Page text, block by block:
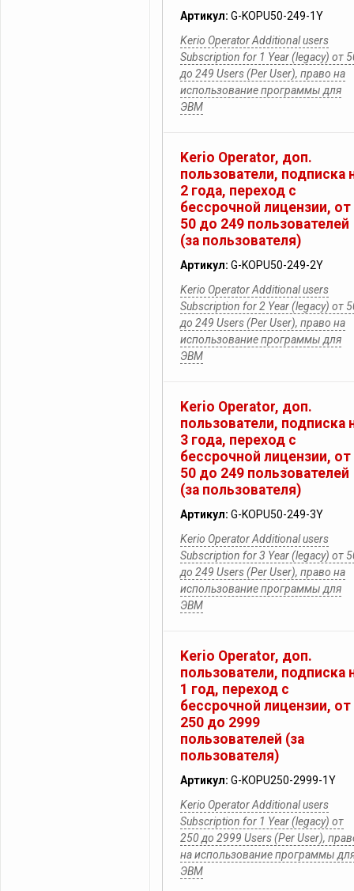
Артикул: G-KOPU50-249-1Y
Kerio Operator Additional users
Subscription for 1 Year (legacy) от
до 249 Users (Per User), право на
использование программы для
ЭВМ
Kerio Operator, доп.
пользователи, подписка
2 года, переход с
бессрочной лицензии, от
50 до 249 пользователей
(за пользователя)
Артикул: G-KOPU50-249-2Y
Kerio Operator Additional users
Subscription for 2 Year (legacy) от
до 249 Users (Per User), право на
использование программы для
ЭВМ
Kerio Operator, доп.
пользователи, подписка
3 года, переход с
бессрочной лицензии, от
50 до 249 пользователей
(за пользователя)
Артикул: G-KOPU50-249-3Y
Kerio Operator Additional users
Subscription for 3 Year (legacy) от
до 249 Users (Per User), право на
использование программы для
ЭВМ
Kerio Operator, доп.
пользователи, подписка
1 год, переход с
бессрочной лицензии, от
250 до 2999
пользователей (за
пользователя)
Артикул: G-KOPU250-2999-1Y
Kerio Operator Additional users
Subscription for 1 Year (legacy) от
250 до 2999 Users (Per User),
на использование программы
ЭВМ